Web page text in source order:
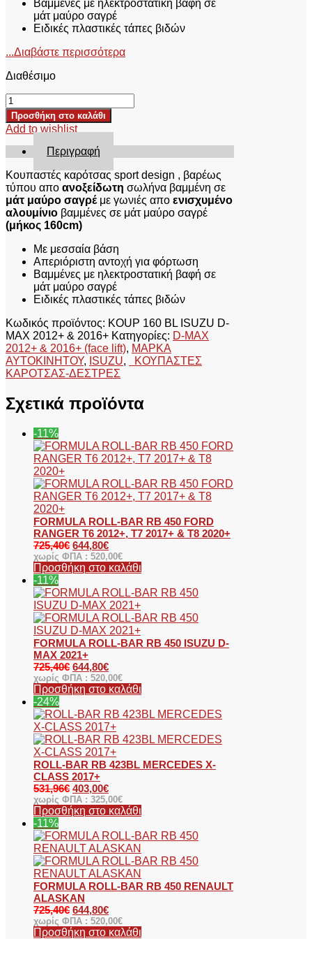
Βαμμένες με ηλεκτροστατική βαφή σε
μάτ μαύρο σαγρέ
Ειδικές πλαστικές τάπες βιδών
...Διαβάστε περισσότερα
Διαθέσιμο
ΚΟΥΠΑΣΤΕΣ
ΚΑΡΟΤΣΑΣ
KOUP
160
BL
ISUZU
D-
MAX
2012+
&
2016+
Προσθήκη στο καλάθι
Add to wishlist
Περιγραφή
Κουπαστές καρότσας sport design , βαρέως
τύπου απο ανοξείδωτη σωλήνα βαμμένη σε
μάτ μαύρο σαγρέμε γωνιές απο ενισχυμένο
αλουμίνιο βαμμένες σε μάτ μαύρο σαγρέ
(μήκος 160cm)
Με μεσσαία βάση
Απεριόριστη αντοχή για φόρτωση
Βαμμένες με ηλεκτροστατική βαφή σε
μάτ μαύρο σαγρέ
Ειδικές πλαστικές τάπες βιδών
Κωδικός προϊόντος: KOUP 160 BL ISUZU D-
MAX 2012+ & 2016+ Κατηγορίες: D-MAX
2012+ & 2016+ (face lift), ΜΑΡΚΑ
ΑΥΤΟΚΙΝΗΤΟΥ, ISUZU,
ΚΟΥΠΑΣΤΕΣ
ΚΑΡΟΤΣΑΣ-ΔΕΣΤΡΕΣ
Σχετικά προϊόντα
-11%
FORMULA ROLL-BAR RB 450 FORD
RANGER T6 2012+, T7 2017+ & T8 2020+
725,40€ 644,80€
χωρίς ΦΠΑ : 520,00€
Προσθήκη στο καλάθι
-11%
FORMULA ROLL-BAR RB 450 ISUZU D-
MAX 2021+
725,40€ 644,80€
χωρίς ΦΠΑ : 520,00€
Προσθήκη στο καλάθι
-24%
ROLL-BAR RB 423BL MERCEDES X-
CLASS 2017+
531,96€ 403,00€
χωρίς ΦΠΑ : 325,00€
Προσθήκη στο καλάθι
-11%
FORMULA ROLL-BAR RB 450 RENAULT
ALASKAN
725,40€ 644,80€
χωρίς ΦΠΑ : 520,00€
Προσθήκη στο καλάθι